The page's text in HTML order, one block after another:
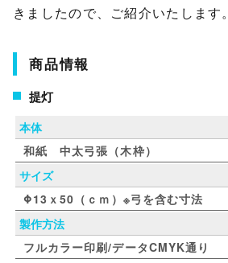
きましたので、ご紹介いたします。
商品情報
提灯
本体
和紙 中太弓張（木枠）
サイズ
Φ13ｘ50（ｃｍ）※弓を含む寸法
製作方法
フルカラー印刷/データCMYK通り